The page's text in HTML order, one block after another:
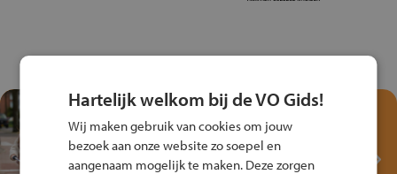
Test je kennis met het
Fiets Veilig
Verkeersspel!
Hartelijk welkom bij de VO Gids!
Wij maken gebruik van cookies om jouw
bezoek aan onze website zo soepel en
aangenaam mogelijk te maken. Deze zorgen